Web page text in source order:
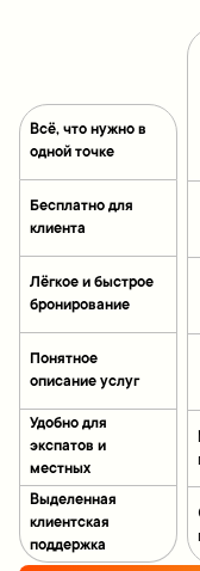
Всё, что нужно в
одной точке
Бесплатно для
клиента
Лёгкое и быстрое
бронирование
Понятное
описание услуг
Удобно для
экспатов и
местных
Выделенная
клиентская
поддержка